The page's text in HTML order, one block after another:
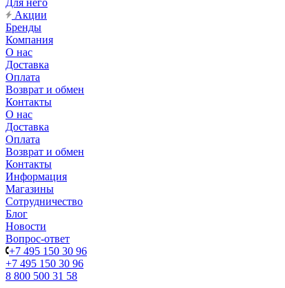
Для него
Акции
Бренды
Компания
О нас
Доставка
Оплата
Возврат и обмен
Контакты
О нас
Доставка
Оплата
Возврат и обмен
Контакты
Информация
Магазины
Сотрудничество
Блог
Новости
Вопрос-ответ
+7 495 150 30 96
+7 495 150 30 96
8 800 500 31 58